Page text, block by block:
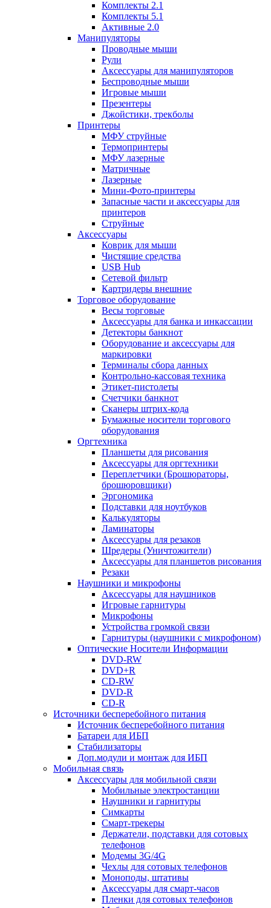
Комплекты 2.1
Комплекты 5.1
Активные 2.0
Манипуляторы
Проводные мыши
Рули
Аксессуары для манипуляторов
Беспроводные мыши
Игровые мыши
Презентеры
Джойстики, трекболы
Принтеры
МФУ струйные
Термопринтеры
МФУ лазерные
Матричные
Лазерные
Мини-Фото-принтеры
Запасные части и аксессуары для
принтеров
Струйные
Аксессуары
Коврик для мыши
Чистящие средства
USB Hub
Сетевой фильтр
Картридеры внешние
Торговое оборудование
Весы торговые
Аксессуары для банка и инкассации
Детекторы банкнот
Оборудование и аксессуары для
маркировки
Терминалы сбора данных
Контрольно-кассовая техника
Этикет-пистолеты
Счетчики банкнот
Сканеры штрих-кода
Бумажные носители торгового
оборудования
Оргтехника
Планшеты для рисования
Аксессуары для оргтехники
Переплетчики (Брошюраторы,
брошюровщики)
Эргономика
Подставки для ноутбуков
Калькуляторы
Ламинаторы
Аксессуары для резаков
Шредеры (Уничтожители)
Аксессуары для планшетов рисования
Резаки
Наушники и микрофоны
Аксессуары для наушников
Игровые гарнитуры
Микрофоны
Устройства громкой связи
Гарнитуры (наушники с микрофоном)
Оптические Носители Информации
DVD-RW
DVD+R
CD-RW
DVD-R
CD-R
Источники бесперебойного питания
Источник бесперебойного питания
Батареи для ИБП
Стабилизаторы
Доп.модули и монтаж для ИБП
Мобильная связь
Аксессуары для мобильной связи
Мобильные электростанции
Наушники и гарнитуры
Симкарты
Смарт-трекеры
Держатели, подставки для сотовых
телефонов
Модемы 3G/4G
Чехлы для сотовых телефонов
Моноподы, штативы
Аксессуары для смарт-часов
Пленки для сотовых телефонов